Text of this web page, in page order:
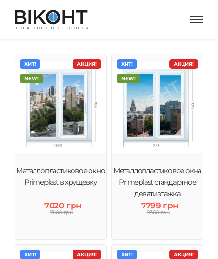
АКЦИЯ!
ХИТ!
NEW!
Металлопластиковое окно
Primeplast в хрущевку
7020 грн
7800 грн
АКЦИЯ!
ХИТ!
NEW!
Металлопластиковое окна
Primeplast стандартное
девятиэтажка
7799 грн
9360 грн
АКЦИЯ!
ХИТ! АКЦИЯ!
ХИТ!